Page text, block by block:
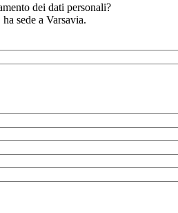
dei dati personali?
sede a Varsavia.